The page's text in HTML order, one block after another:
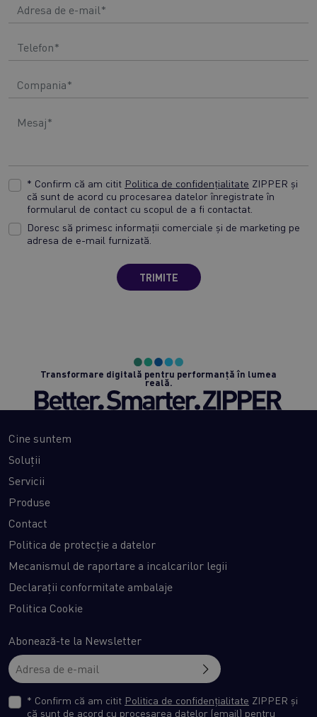
* Confirm că am citit Politica de confidențialitate ZIPPER și
că sunt de acord cu procesarea datelor înregistrate în
formularul de contact cu scopul de a fi contactat.
Doresc să primesc informații comerciale și de marketing pe
adresa de e-mail furnizată.
TRIMITE
Transformare digitală pentru performanță în lumea
reală.
Cine suntem
Soluții
Servicii
Produse
Contact
Politica de protecție a datelor
Mecanismul de raportare a incalcarilor legii
Declarații conformitate ambalaje
Politica Cookie
Abonează-te la Newsletter
* Confirm că am citit Politica de confidențialitate ZIPPER și
că sunt de acord cu procesarea datelor (email) pentru